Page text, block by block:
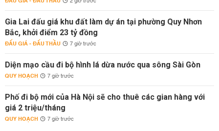
Gia Lai đấu giá khu đất làm dự án tại phường Quy Nhơn
Bắc, khởi điểm 23 tỷ đồng
ĐẤU GIÁ - ĐẤU THẦU 7 giờ trước
Diện mạo cầu đi bộ hình lá dừa nước qua sông Sài Gòn
QUY HOẠCH 7 giờ trước
Phố đi bộ mới của Hà Nội sẽ cho thuê các gian hàng với
giá 2 triệu/tháng
QUY HOẠCH 7 giờ trước